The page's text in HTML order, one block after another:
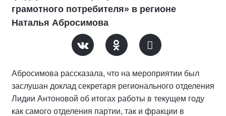
грамотного потребителя» в регионе
Наталья Абросимова
Абросимова рассказала, что на мероприятии был
заслушан доклад секретаря регионального отделения
Лидии Антоновой об итогах работы в текущем году
как самого отделения партии, так и фракции в